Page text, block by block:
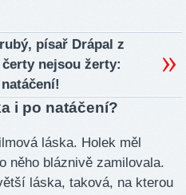
písař Drápal z
čerty nejsou žerty:
i po natáčení?
láska. Holek měl
něho bláznivě zamilovala.
láska, taková, na kterou